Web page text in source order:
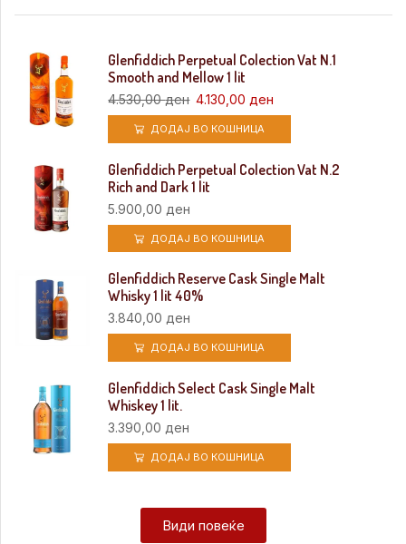
Glenfiddich Perpetual Colection Vat N.1
Smooth and Mellow 1 lit
4.530,00ден 4.130,00 ден
ДОДАЈ ВО КОШНИЦА
Glenfiddich Perpetual Colection Vat N.2
Rich and Dark 1 lit
5.900,00 ден
ДОДАЈ ВО КОШНИЦА
Glenfiddich Reserve Cask Single Malt
Whisky 1 lit 40%
3.840,00ден
ДОДАЈ ВО КОШНИЦА
Glenfiddich Select Cask Single Malt
Whiskey 1 lit.
3.390,00 ден
ДОДАЈ ВО КОШНИЦА
Види повеќе